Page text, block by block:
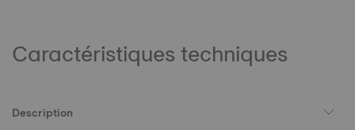
Caractéristiques techniques
Description